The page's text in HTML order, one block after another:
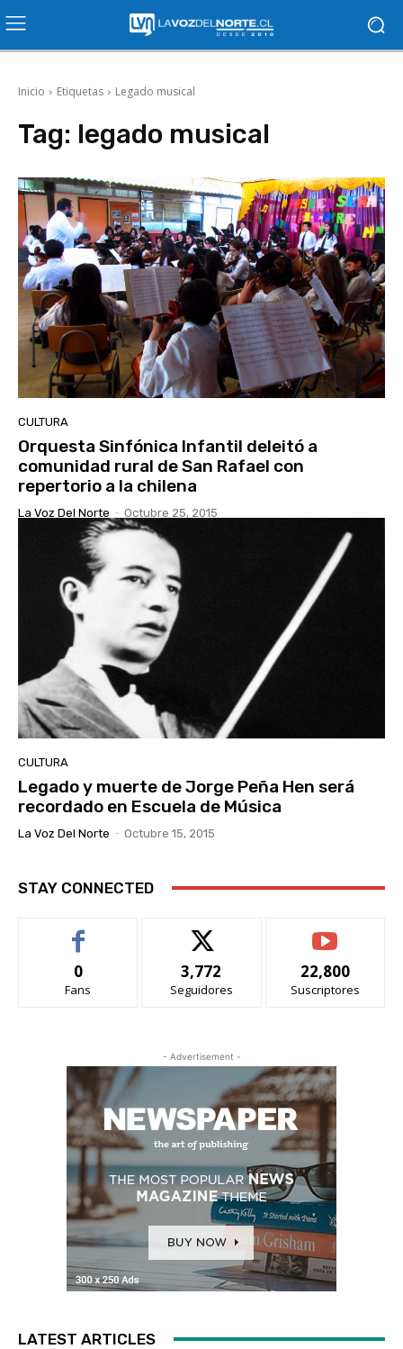
Inicio Etiquetas Legado musical
Tag: legado musical
CULTURA
Orquesta Sinfónica Infantil deleitó a
comunidad rural de San Rafael con
repertorio a la chilena
La Voz Del Norte - Octubre 25, 2015
CULTURA
Legado y muerte de Jorge Peña Hen será
recordado en Escuela de Música
La Voz Del Norte - Octubre 15, 2015
STAY CONNECTED
0
Fans
3,772
Seguidores
22,800
Suscriptores
- Advertisement -
LATEST ARTICLES